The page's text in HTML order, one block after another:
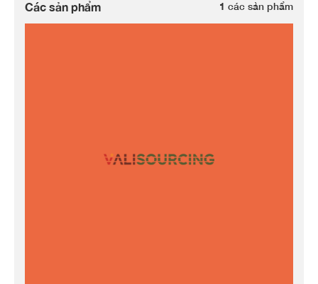
Các sản phẩm 1 các sản phẩm